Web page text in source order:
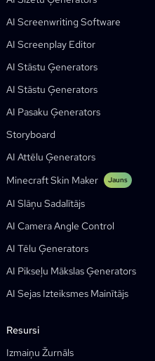
AI Screenwriting Software
AI Screenplay Editor
AI Stāstu Ģenerators
AI Stāstu Ģenerators
AI Pasaku Ģenerators
Storyboard
AI Attēlu Ģenerators
Minecraft Skin Maker
Jauns
AI Slāņu Sadalītājs
AI Camera Angle Control
AI Tēlu Ģenerators
AI Pikseļu Mākslas Ģenerators
AI Sejas Izteiksmes Mainītājs
Resursi
Izmaiņu Žurnāls